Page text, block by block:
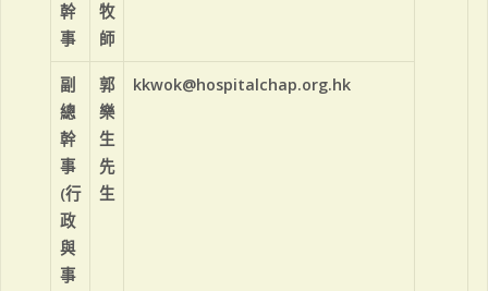
幹
事
牧
師
副
總
幹
事
(行
政
與
事
郭
樂
生
先
生
kkwok@hospitalchap.org.hk